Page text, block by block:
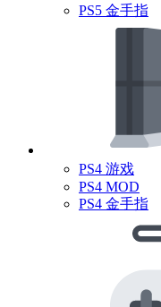
PS5 金手指
PS4 游戏
PS4 MOD
PS4 金手指